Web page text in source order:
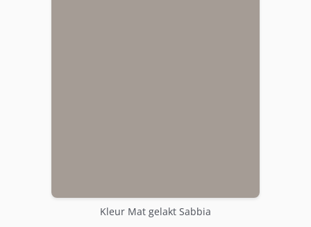
Kleur Mat gelakt Sabbia